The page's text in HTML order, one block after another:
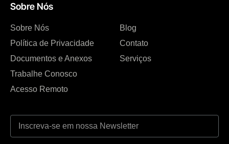
Sobre Nós
Sobre Nós
Política de Privacidade
Documentos e Anexos
Trabalhe Conosco
Acesso Remoto
Blog
Contato
Serviços